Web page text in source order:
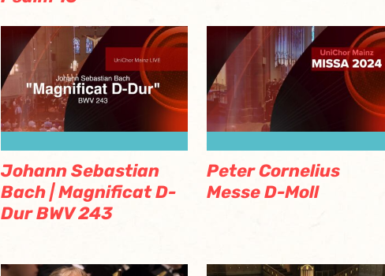
Johann Sebastian
Bach | Magnificat D-
Dur BWV 243
Peter Cornelius
Messe D-Moll